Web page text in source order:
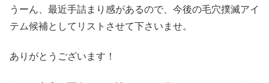
うーん、最近手詰まり感があるので、今後の毛穴撲滅アイ
テム候補としてリストさせて下さいませ。
ありがとうございます！